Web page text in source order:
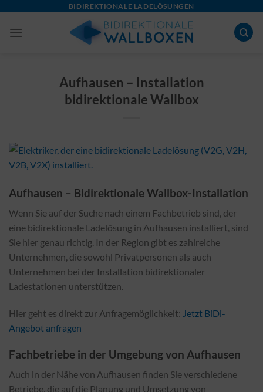
content
BIDIREKTIONALE LADELÖSUNGEN
Aufhausen – Installation
bidirektionale Wallbox
Aufhausen – Bidirektionale Wallbox-Installation
Wenn Sie auf der Suche nach einem Fachbetrieb sind, der
eine bidirektionale Ladelösung in Aufhausen installiert, sind
Sie hier genau richtig. In der Region gibt es zahlreiche
Unternehmen, die sowohl Privatpersonen als auch
Unternehmen bei der Installation bidirektionaler
Ladestationen unterstützen.
Hier geht es direkt zur Anfragemöglichkeit: Jetzt BiDi-
Angebot anfragen
Fachbetriebe in der Umgebung von Aufhausen
Auch in der Nähe von Aufhausen finden Sie verschiedene
Betriebe, die auf die Planung und Umsetzung von